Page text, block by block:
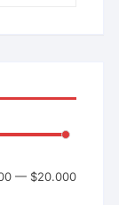
— $20.000